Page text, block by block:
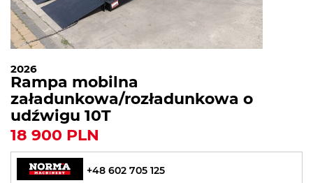
2026
Rampa mobilna
załadunkowa/rozładunkowa o
udźwigu 10T
18 900 PLN
+48 602 705 125